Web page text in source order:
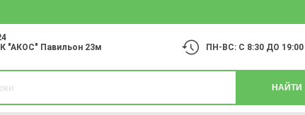
"АКОС" Павильон 23м
ПН-ВС: С 8:30 ДО 19:00
НАЙТИ